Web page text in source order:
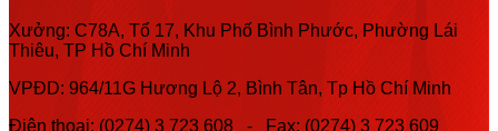
Xưởng: C78A, Tổ 17, Khu Phố Bình Phước, Phường Lái
Thiêu, TP Hồ Chí Minh
VPĐD: 964/11G Hương Lộ 2, Bình Tân, Tp Hồ Chí Minh
Điện thoại: (0274) 3 723 608 - Fax: (0274) 3 723 609